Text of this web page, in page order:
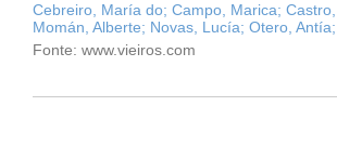
Cebreiro, María do; Campo, Marica;
Momán, Alberte; Novas, Lucía; Otero, Antía;
Fonte: www.vieiros.com